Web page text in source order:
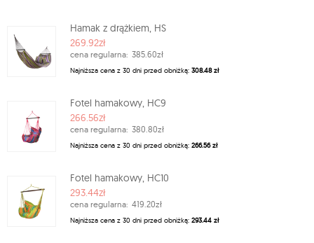
Hamak z drążkiem, HS
269.92zł
cena regularna: 385.60zł
Najniższa cena z 30 dni przed obniżką: 308.48 zł
Fotel hamakowy, HC9
266.56zł
cena regularna: 380.80zł
Najniższa cena z 30 dni przed obniżką: 266.56 zł
Fotel hamakowy, HC10
293.44zł
cena regularna: 419.20zł
Najniższa cena z 30 dni przed obniżką: 293.44 zł